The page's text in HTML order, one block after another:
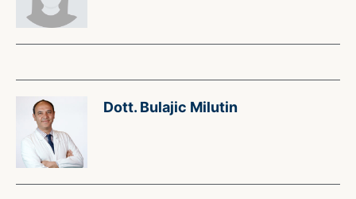
Dott. Bulajic Milutin